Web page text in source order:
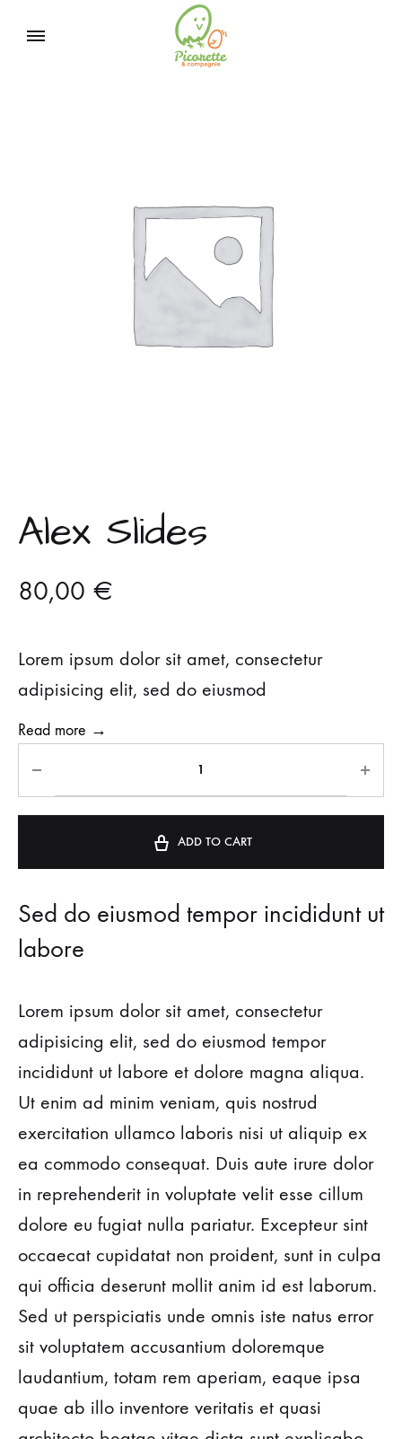
Alex Slides
80,00 €
Lorem ipsum dolor sit amet, consectetur
adipisicing elit, sed do eiusmod
Read more →
ADD TO CART
a
i
e
Sed do eiusmod tempor incididunt ut
labore
Lorem ipsum dolor sit amet, consectetur
adipisicing elit, sed do eiusmod tempor
incididunt ut labore et dolore magna aliqua.
Ut enim ad minim veniam, quis nostrud
exercitation ullamco laboris nisi ut aliquip ex
ea commodo consequat. Duis aute irure dolor
in reprehenderit in voluptate velit esse cillum
dolore eu fugiat nulla pariatur. Excepteur sint
occaecat cupidatat non proident, sunt in culpa
qui officia deserunt mollit anim id est laborum.
Sed ut perspiciatis unde omnis iste natus error
sit voluptatem accusantium doloremque
laudantium, totam rem aperiam, eaque ipsa
quae ab illo inventore veritatis et quasi